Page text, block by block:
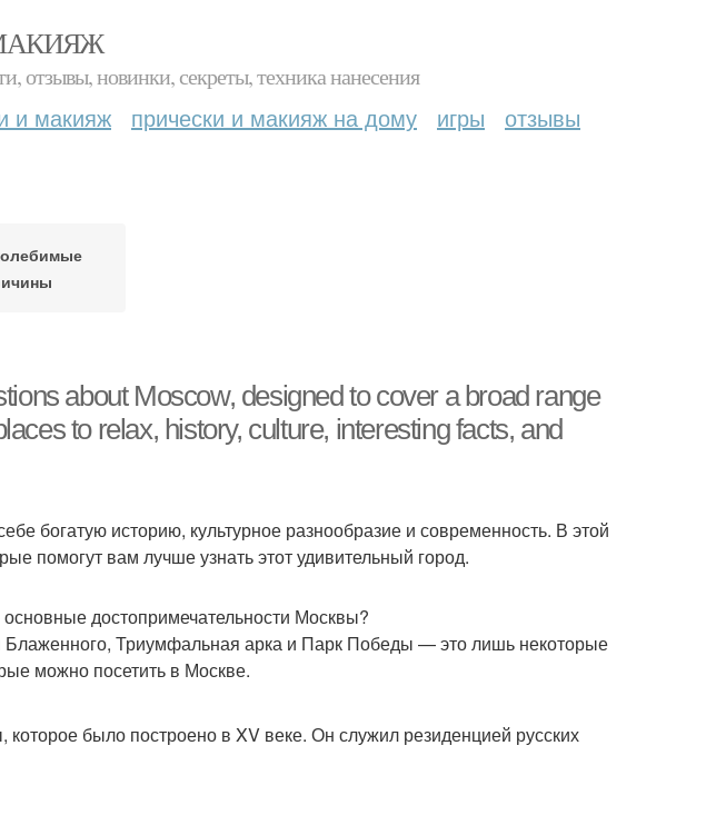
отзывы, новинки, секреты, техника нанесения
и макияж прически и макияж на дому игры отзывы
about Moscow, designed to cover a broad range
to relax, history, culture, interesting facts, and
богатую историю, культурное разнообразие и современность. В этой
помогут вам лучше узнать этот удивительный город.
достопримечательности Москвы?
Триумфальная арка и Парк Победы — это лишь некоторые
можно посетить в Москве.
было построено в XV веке. Он служил резиденцией русских